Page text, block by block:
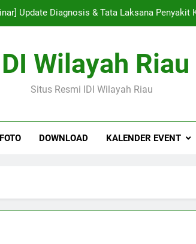
Update Diagnosis & Tata Laksana Penyakit
[Info Seminar]
Dibuka: Penjaringan Bakal Calon Ketua IDI
[Info
Wilayah Riau
Situs Resmi IDI Wilayah Riau
DOWNLOAD KALENDER EVENT